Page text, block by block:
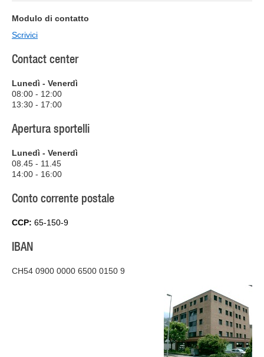
Modulo di contatto
Scrivici
Contact center
Lunedì - Venerdì
08:00 - 12:00
13:30 - 17:00
Apertura sportelli
Lunedì - Venerdì
08.45 - 11.45
14:00 - 16:00
Conto corrente postale
CCP: 65-150-9
IBAN
CH54 0900 0000 6500 0150 9